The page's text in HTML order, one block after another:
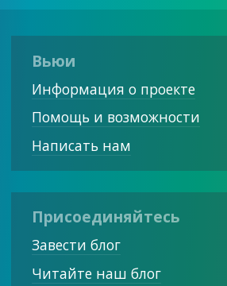
Вьюи
Информация о проекте
Помощь и возможности
Написать нам
Присоединяйтесь
Завести блог
Читайте наш блог